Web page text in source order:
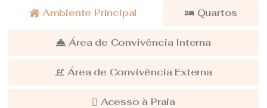
Ambiente Principal Quartos
Área de Convivência Interna
Área de Convivência Externa
Acesso à Praia